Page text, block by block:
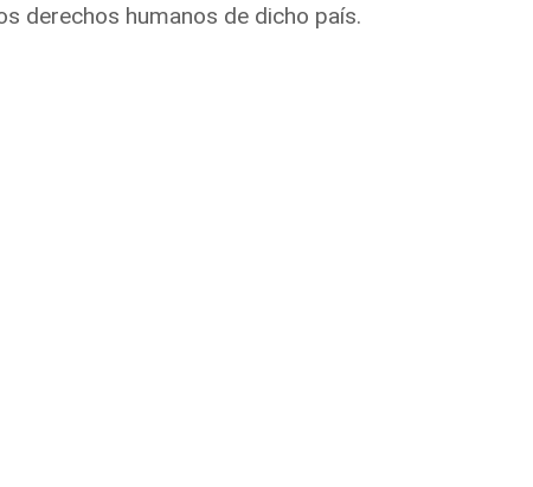
derechos humanos de dicho país.